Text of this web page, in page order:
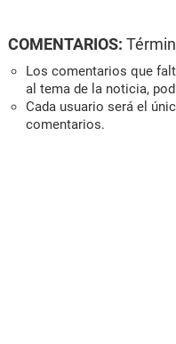
COMENTARIOS:
Los comentarios que
al tema de la noticia,
Cada usuario será el
comentarios.